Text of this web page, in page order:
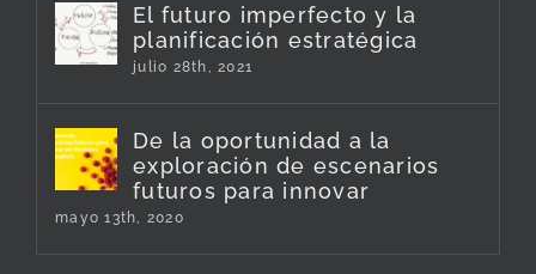
El futuro imperfecto y la
planificación estratégica
julio 28th, 2021
De la oportunidad a la
exploración de escenarios
futuros para innovar
mayo 13th, 2020